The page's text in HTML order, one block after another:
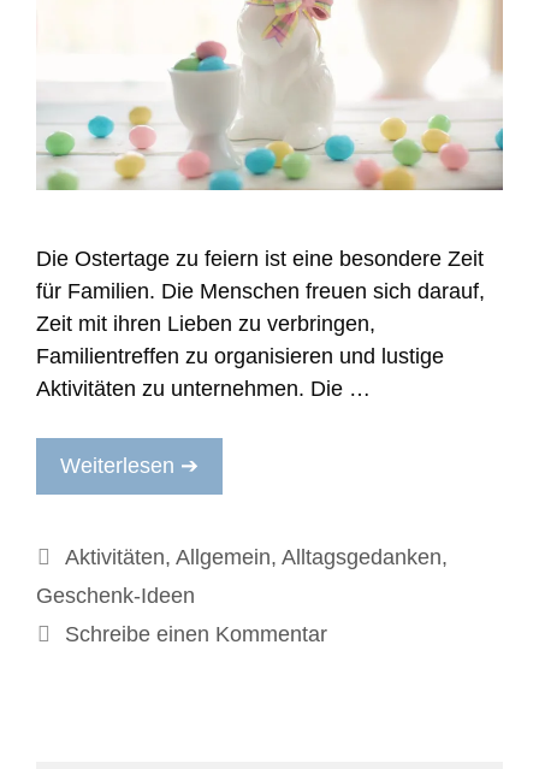
Die Ostertage zu feiern ist eine besondere Zeit
für Familien. Die Menschen freuen sich darauf,
Zeit mit ihren Lieben zu verbringen,
Familientreffen zu organisieren und lustige
Aktivitäten zu unternehmen. Die …
Weiterlesen ➔
Kategorien
Aktivitäten, Allgemein, Alltagsgedanken,
Geschenk-Ideen
Schreibe einen Kommentar